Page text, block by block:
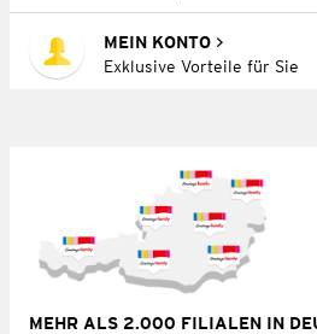
MEIN KONTO
Exklusive Vorteile für Sie
MEHR ALS 2.000 FILIALEN IN